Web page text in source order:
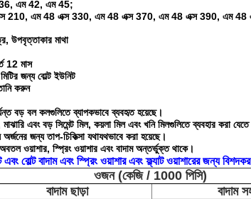
এম 42, এম 45;
210, এম 48 এক্স 330, এম 48 এক্স 370, এম 48 এক্স 390, এম 48
উপবৃত্তাকার মাথা
12 মাস
জন্য বোল্ট ইউনিট
করুন
বড় বল কলগুলিতে ব্যাপকভাবে ব্যবহৃত হয়েছে।
এবং বড় সিমেন্ট মিল, কয়লা মিল এবং খনি মিলগুলিতে ব্যবহার করা যেতে
জন্য তাপ-চিকিত্সা যথাযথভাবে করা হয়েছে।
অবতল ওয়াশার, স্প্রিং ওয়াশার এবং বাদাম অন্তর্ভুক্ত থাকে।
এবং বোল্ট বাদাম এবং স্প্রিং ওয়াশার এবং ফ্ল্যাট ওয়াশারের জন্য
ওজন (কেজি / 1000 পিসি)
বাদাম ছাড়া
বাদাম